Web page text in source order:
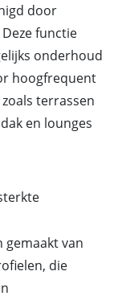
door
functie
onderhoud
hoogfrequent
terrassen
en lounges
gemaakt van
die